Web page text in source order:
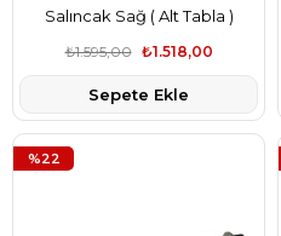
Salıncak Sağ ( Alt Tabla )
Teknorot Marka 2S613051DA
₺1.518,00
₺1.595,00
Sepete Ekle
%22